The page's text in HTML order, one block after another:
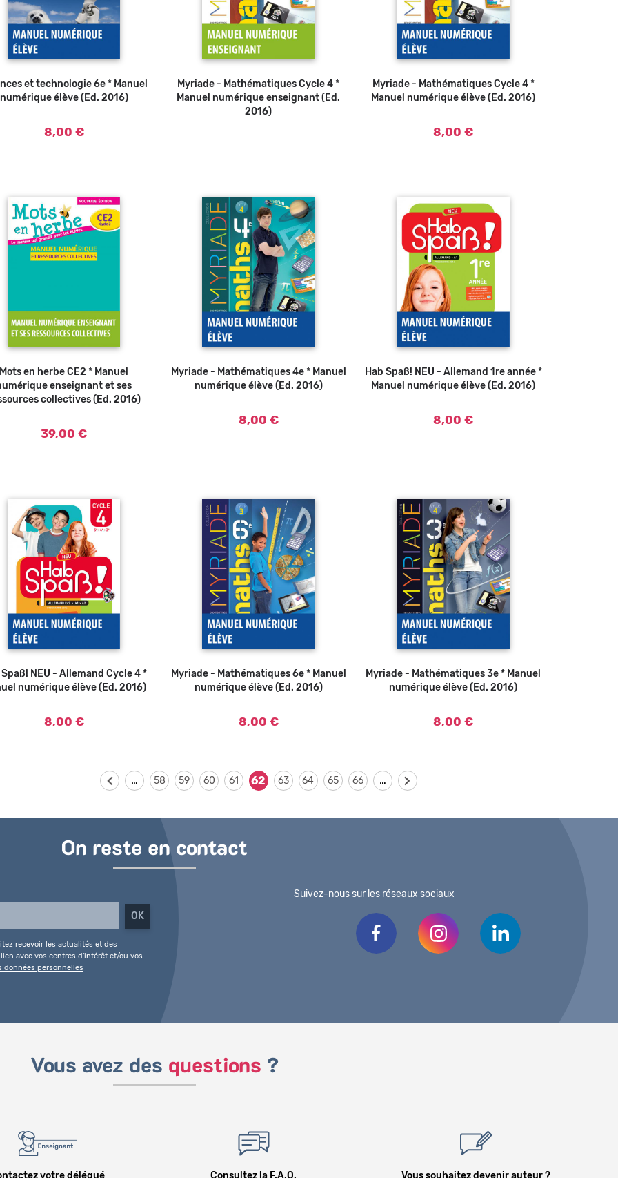
Ajouter au panier
et technologie 6e * Manuel
numérique élève (Ed. 2016)
8,00 €
Myriade - Mathématiques Cycle 4 *
Manuel numérique enseignant (Ed.
2016)
Ajouter au panier
Myriade - Mathématiques Cycle 4 *
Manuel numérique élève (Ed. 2016)
8,00 €
Mots en herbe CE2 * Manuel
enseignant et ses
collectives (Ed. 2016)
39,00 €
Ajouter au panier
Myriade - Mathématiques 4e * Manuel
numérique élève (Ed. 2016)
8,00 €
Ajouter au panier
Hab Spaß! NEU - Allemand 1re année *
Manuel numérique élève (Ed. 2016)
8,00 €
Ajouter au panier
Spaß! NEU - Allemand Cycle 4 *
numérique élève (Ed. 2016)
8,00 €
Ajouter au panier
Myriade - Mathématiques 6e * Manuel
numérique élève (Ed. 2016)
8,00 €
Ajouter au panier
Myriade - Mathématiques 3e * Manuel
numérique élève (Ed. 2016)
8,00 €
… 58 59 60 61 62 63 64 65 66 …
On reste en contact
recevoir les actualités et des
avec vos centres d'intérêt et/ou vos
données personnelles
Suivez-nous sur les réseaux sociaux
Vous avez des questions ?